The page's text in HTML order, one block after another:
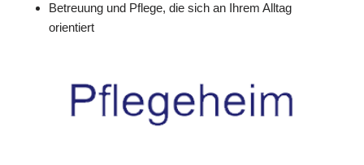
Betreuung und Pflege, die sich an Ihrem Alltag
orientiert